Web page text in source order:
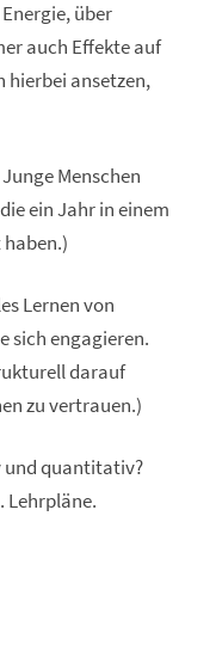
über
auch Effekte auf
hierbei ansetzen,
Menschen
ein Jahr in einem
Lernen von
sich engagieren.
darauf
zu vertrauen.)
und quantitativ?
Lehrpläne.